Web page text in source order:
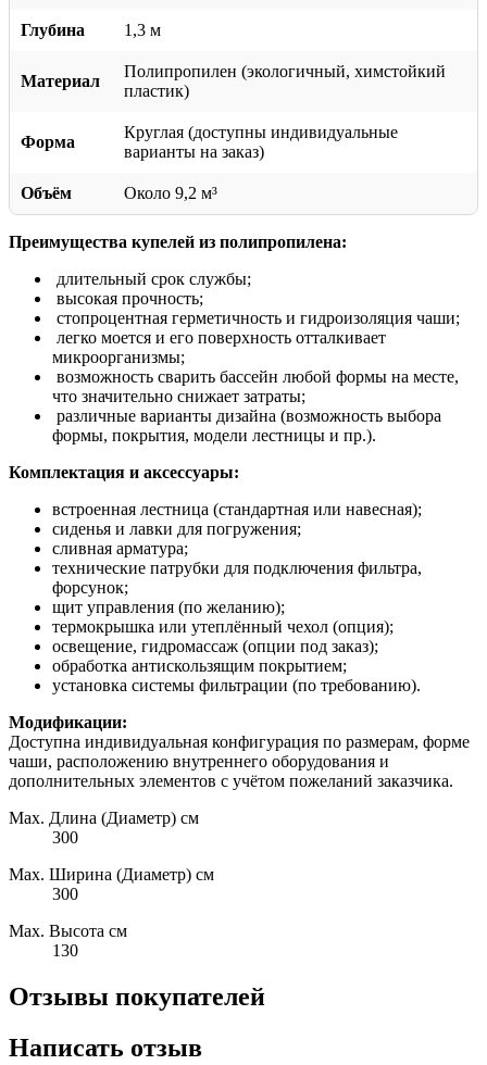
Глубина 1,3 м
Материал
Полипропилен (экологичный, химстойкий
пластик)
Форма
Круглая (доступны индивидуальные
варианты на заказ)
Объём Около 9,2 м³
Преимущества купелей из полипропилена:
длительный срок службы;
высокая прочность;
стопроцентная герметичность и гидроизоляция чаши;
легко моется и его поверхность отталкивает
микроорганизмы;
возможность сварить бассейн любой формы на месте,
что значительно снижает затраты;
различные варианты дизайна (возможность выбора
формы, покрытия, модели лестницы и пр.).
Комплектация и аксессуары:
встроенная лестница (стандартная или навесная);
сиденья и лавки для погружения;
сливная арматура;
технические патрубки для подключения фильтра,
форсунок;
щит управления (по желанию);
термокрышка или утеплённый чехол (опция);
освещение, гидромассаж (опции под заказ);
обработка антискользящим покрытием;
установка системы фильтрации (по требованию).
Модификации:
Доступна индивидуальная конфигурация по размерам, форме
чаши, расположению внутреннего оборудования и
дополнительных элементов с учётом пожеланий заказчика.
Max. Длина (Диаметр) см
300
Max. Ширина (Диаметр) см
300
Max. Высота см
130
Отзывы покупателей
Написать отзыв